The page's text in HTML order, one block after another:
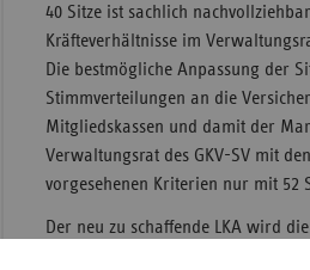
40 Sitze ist sachlich
Kräfteverhältnisse im
Die bestmögliche Anpassung der
Stimmverteilungen an die
Mitgliedskassen und damit der
Verwaltungsrat des GKV-SV mit
vorgesehenen Kriterien nur mit 52
Der neu zu schaffende LKA wird